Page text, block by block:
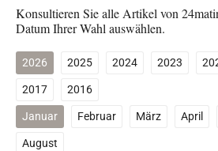
Konsultieren Sie alle Artikel von
Datum Ihrer Wahl auswählen.
2026 2025 2024 2023
2017
2016
Januar
Februar März April
August